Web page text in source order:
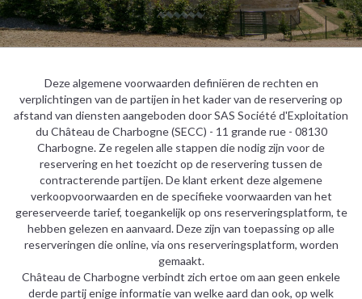
Deze algemene voorwaarden definiëren de rechten en
verplichtingen van de partijen in het kader van de reservering op
afstand van diensten aangeboden door SAS Société d'Exploitation
du Château de Charbogne (SECC) - 11 grande rue - 08130
Charbogne. Ze regelen alle stappen die nodig zijn voor de
reservering en het toezicht op de reservering tussen de
contracterende partijen. De klant erkent deze algemene
verkoopvoorwaarden en de specifieke voorwaarden van het
gereserveerde tarief, toegankelijk op ons reserveringsplatform, te
hebben gelezen en aanvaard. Deze zijn van toepassing op alle
reserveringen die online, via ons reserveringsplatform, worden
gemaakt.
Château de Charbogne verbindt zich ertoe om aan geen enkele
derde partij enige informatie van welke aard dan ook, op welk